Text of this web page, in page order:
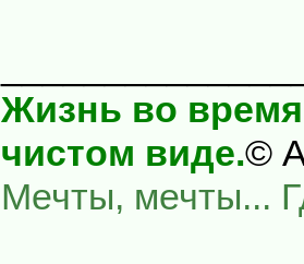
Жизнь во время
чистом виде.©
Мечты, мечты...